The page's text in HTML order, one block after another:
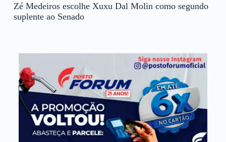
Zé Medeiros escolhe Xuxu Dal Molin como segundo
suplente ao Senado